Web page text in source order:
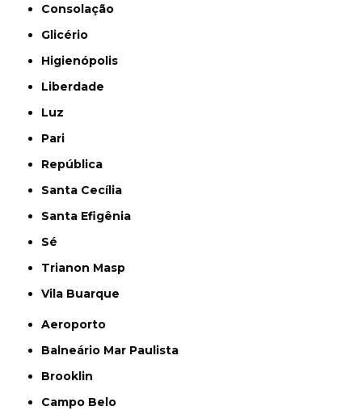
Consolação
Glicério
Higienópolis
Liberdade
Luz
Pari
República
Santa Cecília
Santa Efigênia
Sé
Trianon Masp
Vila Buarque
Aeroporto
Balneário Mar Paulista
Brooklin
Campo Belo